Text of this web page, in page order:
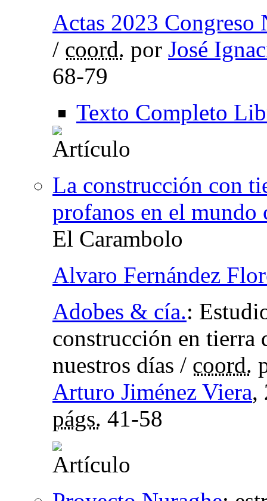
Actas 2023
/ coord. por José
68-79
Texto Completo
La construcción con
profanos en el
El Carambolo
Alvaro Fernández
Adobes & cía.:
construcción en tierra
nuestros días / coord.
Arturo Jiménez Viera,
págs. 41-58